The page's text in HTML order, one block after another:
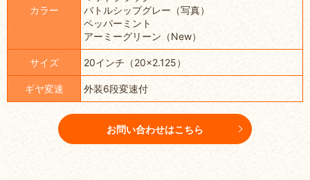
カラー
バトルシップグレー（写真）
ペッパーミント
アーミーグリーン（New）
サイズ 20インチ（20×2.125）
ギヤ変速 外装6段変速付
お問い合わせはこちら